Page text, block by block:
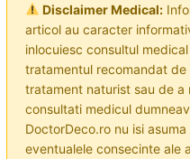
Disclaimer Medical:
articol au caracter
inlocuiesc consultul
tratamentul recomandat
tratament naturist sau de
consultati medicul
DoctorDeco.ro nu isi
eventualele consecinte ale